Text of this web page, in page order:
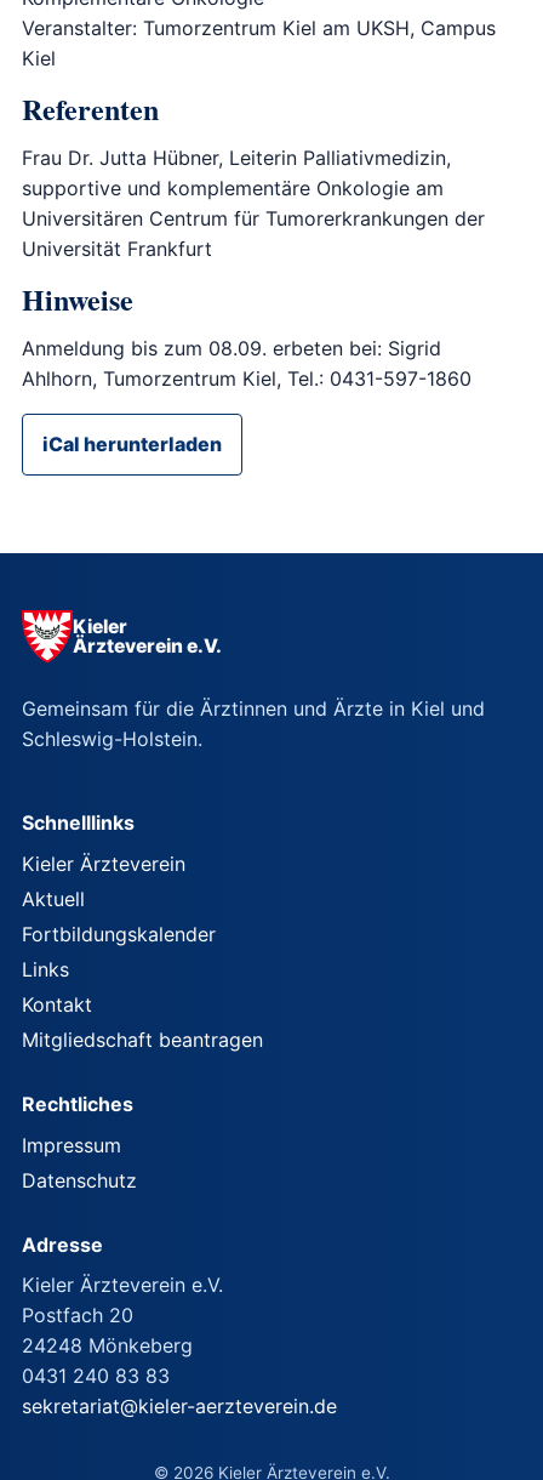
Veranstalter: Tumorzentrum Kiel am UKSH, Campus
Kiel
Referenten
Frau Dr. Jutta Hübner, Leiterin Palliativmedizin,
supportive und komplementäre Onkologie am
Universitären Centrum für Tumorerkrankungen der
Universität Frankfurt
Hinweise
Anmeldung bis zum 08.09. erbeten bei: Sigrid
Ahlhorn, Tumorzentrum Kiel, Tel.: 0431-597-1860
iCal herunterladen
Kieler
Ärzteverein e.V.
Gemeinsam für die Ärztinnen und Ärzte in Kiel und
Schleswig-Holstein.
Schnelllinks
Kieler Ärzteverein
Aktuell
Fortbildungskalender
Links
Kontakt
Mitgliedschaft beantragen
Rechtliches
Impressum
Datenschutz
Adresse
Kieler Ärzteverein e.V.
Postfach 20
24248 Mönkeberg
0431 240 83 83
sekretariat@kieler-aerzteverein.de
© 2026 Kieler Ärzteverein e.V.